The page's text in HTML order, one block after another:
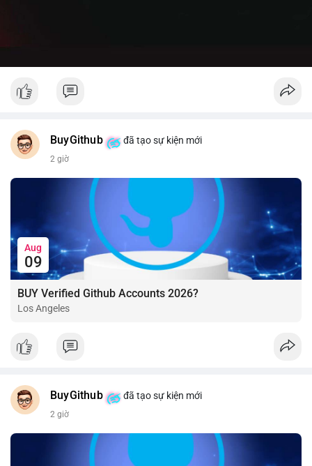
BuyGithub đã tạo sự kiện mới
2 giờ
Aug
09
BUY Verified Github Accounts 2026?
Los Angeles
BuyGithub đã tạo sự kiện mới
2 giờ